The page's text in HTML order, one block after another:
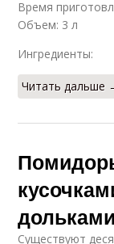
Время
Объем: 3 л
Ингредиенты:
Читать дальше
Существуют